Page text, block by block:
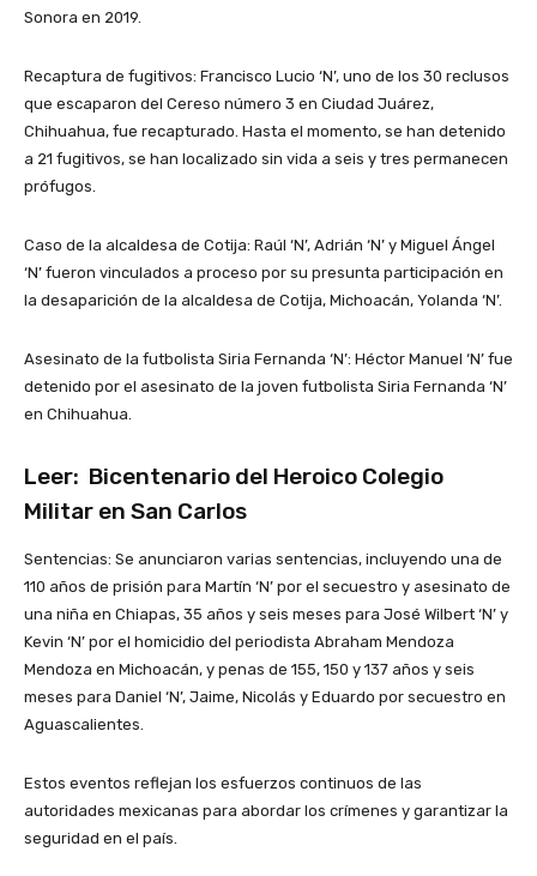
Sonora en 2019.
Recaptura de fugitivos: Francisco Lucio ‘N’, uno de los 30 reclusos
que escaparon del Cereso número 3 en Ciudad Juárez,
Chihuahua, fue recapturado. Hasta el momento, se han detenido
a 21 fugitivos, se han localizado sin vida a seis y tres permanecen
prófugos.
Caso de la alcaldesa de Cotija: Raúl ‘N’, Adrián ‘N’ y Miguel Ángel
‘N’ fueron vinculados a proceso por su presunta participación en
la desaparición de la alcaldesa de Cotija, Michoacán, Yolanda ‘N’.
Asesinato de la futbolista Siria Fernanda ‘N’: Héctor Manuel ‘N’ fue
detenido por el asesinato de la joven futbolista Siria Fernanda ‘N’
en Chihuahua.
Leer: Bicentenario del Heroico Colegio
Militar en San Carlos
Sentencias: Se anunciaron varias sentencias, incluyendo una de
110 años de prisión para Martín ‘N’ por el secuestro y asesinato de
una niña en Chiapas, 35 años y seis meses para José Wilbert ‘N’ y
Kevin ‘N’ por el homicidio del periodista Abraham Mendoza
Mendoza en Michoacán, y penas de 155, 150 y 137 años y seis
meses para Daniel ‘N’, Jaime, Nicolás y Eduardo por secuestro en
Aguascalientes.
Estos eventos reflejan los esfuerzos continuos de las
autoridades mexicanas para abordar los crímenes y garantizar la
seguridad en el país.